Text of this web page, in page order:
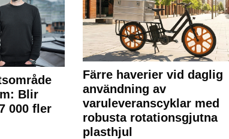
Blir
000 fler
Färre haverier vid daglig
användning av
varuleveranscyklar med
robusta rotationsgjutna
plasthjul